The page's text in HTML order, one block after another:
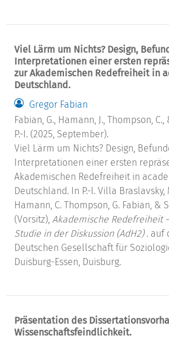
Viel Lärm um Nichts? Design,
Interpretationen einer ersten
zur Akademischen Redefreiheit in
Deutschland.
Gregor Fabian
Fabian, G., Hamann, J., Thompson,
P.-I. (2025, September).
Viel Lärm um Nichts? Design,
Interpretationen einer ersten
Akademischen Redefreiheit in
Deutschland. In P.-I. Villa Braslavsky,
Hamann, C. Thompson, G. Fabian, &
(Vorsitz),Akademische Redefreiheit
Studie in der Diskussion (AdH2) . auf
Deutschen Gesellschaft für
Duisburg-Essen, Duisburg.
Präsentation des
Wissenschaftsfeindlichkeit.